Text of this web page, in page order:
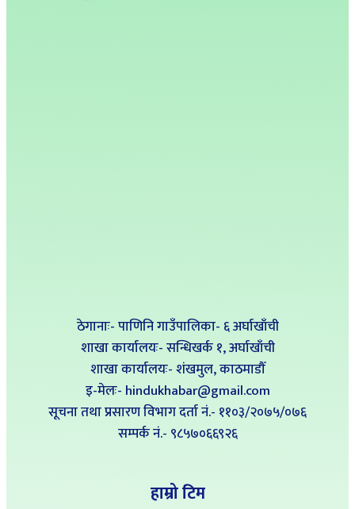
ठेगानाः- पाणिनि गाउँपालिका- ६ अर्घाखाँची
शाखा कार्यालयः- सन्धिखर्क १, अर्घाखाँची
शाखा कार्यालयः- शंखमुल, काठमाडौँ
इ-मेलः- hindukhabar@gmail.com
सूचना तथा प्रसारण विभाग दर्ता नं.- ११०३/२०७५/०७६
सम्पर्क नं‍.- ९८५७०६६९२६
हाम्रो टिम